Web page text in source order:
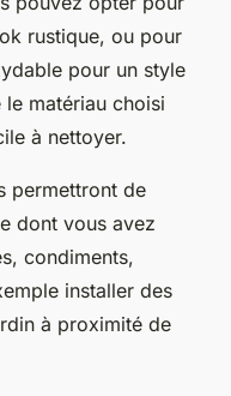
rustique, ou pour
pour un style
matériau choisi
à nettoyer.
permettront de
dont vous avez
condiments,
installer des
à proximité de